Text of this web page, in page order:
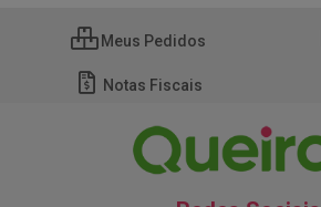
Meus Pedidos
Notas Fiscais